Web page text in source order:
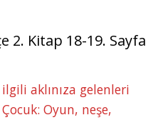
2. Kitap 18-19. Sayfa
aklınıza gelenleri
Oyun, neşe,